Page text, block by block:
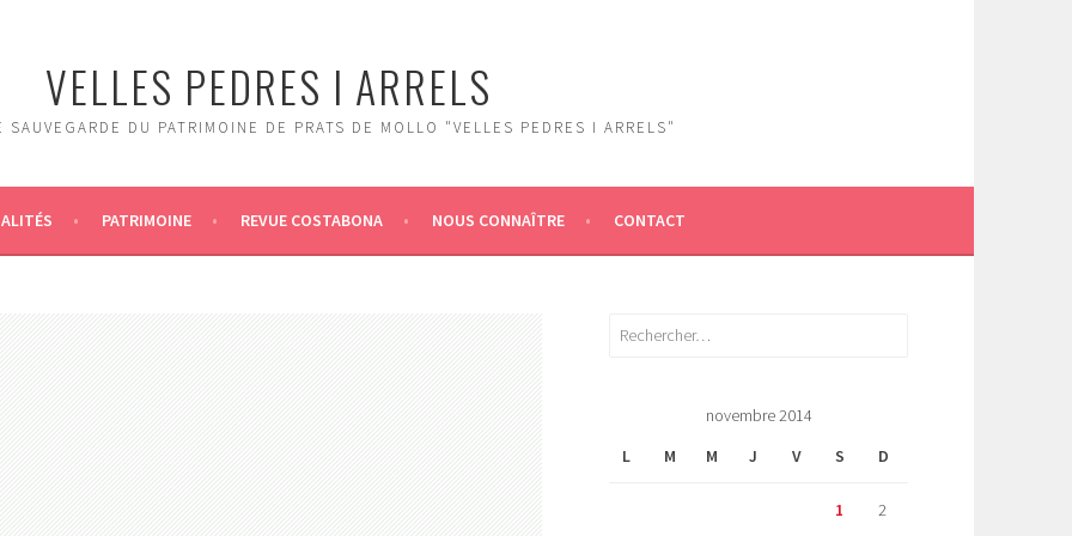
VELLES PEDRES I ARRELS
SAUVEGARDE DU PATRIMOINE DE PRATS DE MOLLO "VELLES PEDRES I ARRELS"
PATRIMOINE REVUE COSTABONA NOUS CONNAÎTRE CONTACT
Rechercher :
novembre 2014
L
M M J V S D
1 2